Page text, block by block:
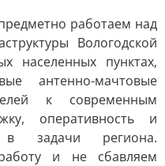
работаем над
Вологодской
населенных пунктах,
антенно-мачтовые
к современным
оперативность и
в задачи региона.
и не сбавляем